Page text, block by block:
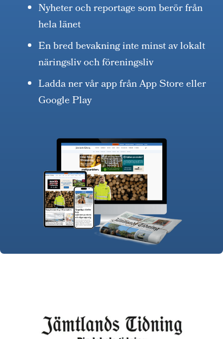
Nyheter och reportage som berör från
hela länet
En bred bevakning inte minst av lokalt
näringsliv och föreningsliv
Ladda ner vår app från App Store eller
Google Play